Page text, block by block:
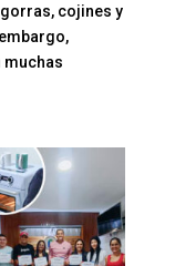
cojines y
muchas